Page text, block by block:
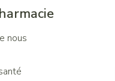
nous